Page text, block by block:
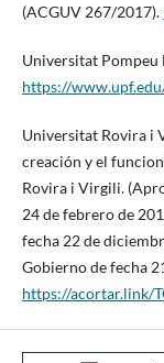
(ACGUV 267/2017).
Universitat Pompeu
https://
Universitat Rovira i
creación y el
Rovira i Virgili.
24 de febrero de
fecha 22 de
Gobierno de fecha
https://acortar.link/